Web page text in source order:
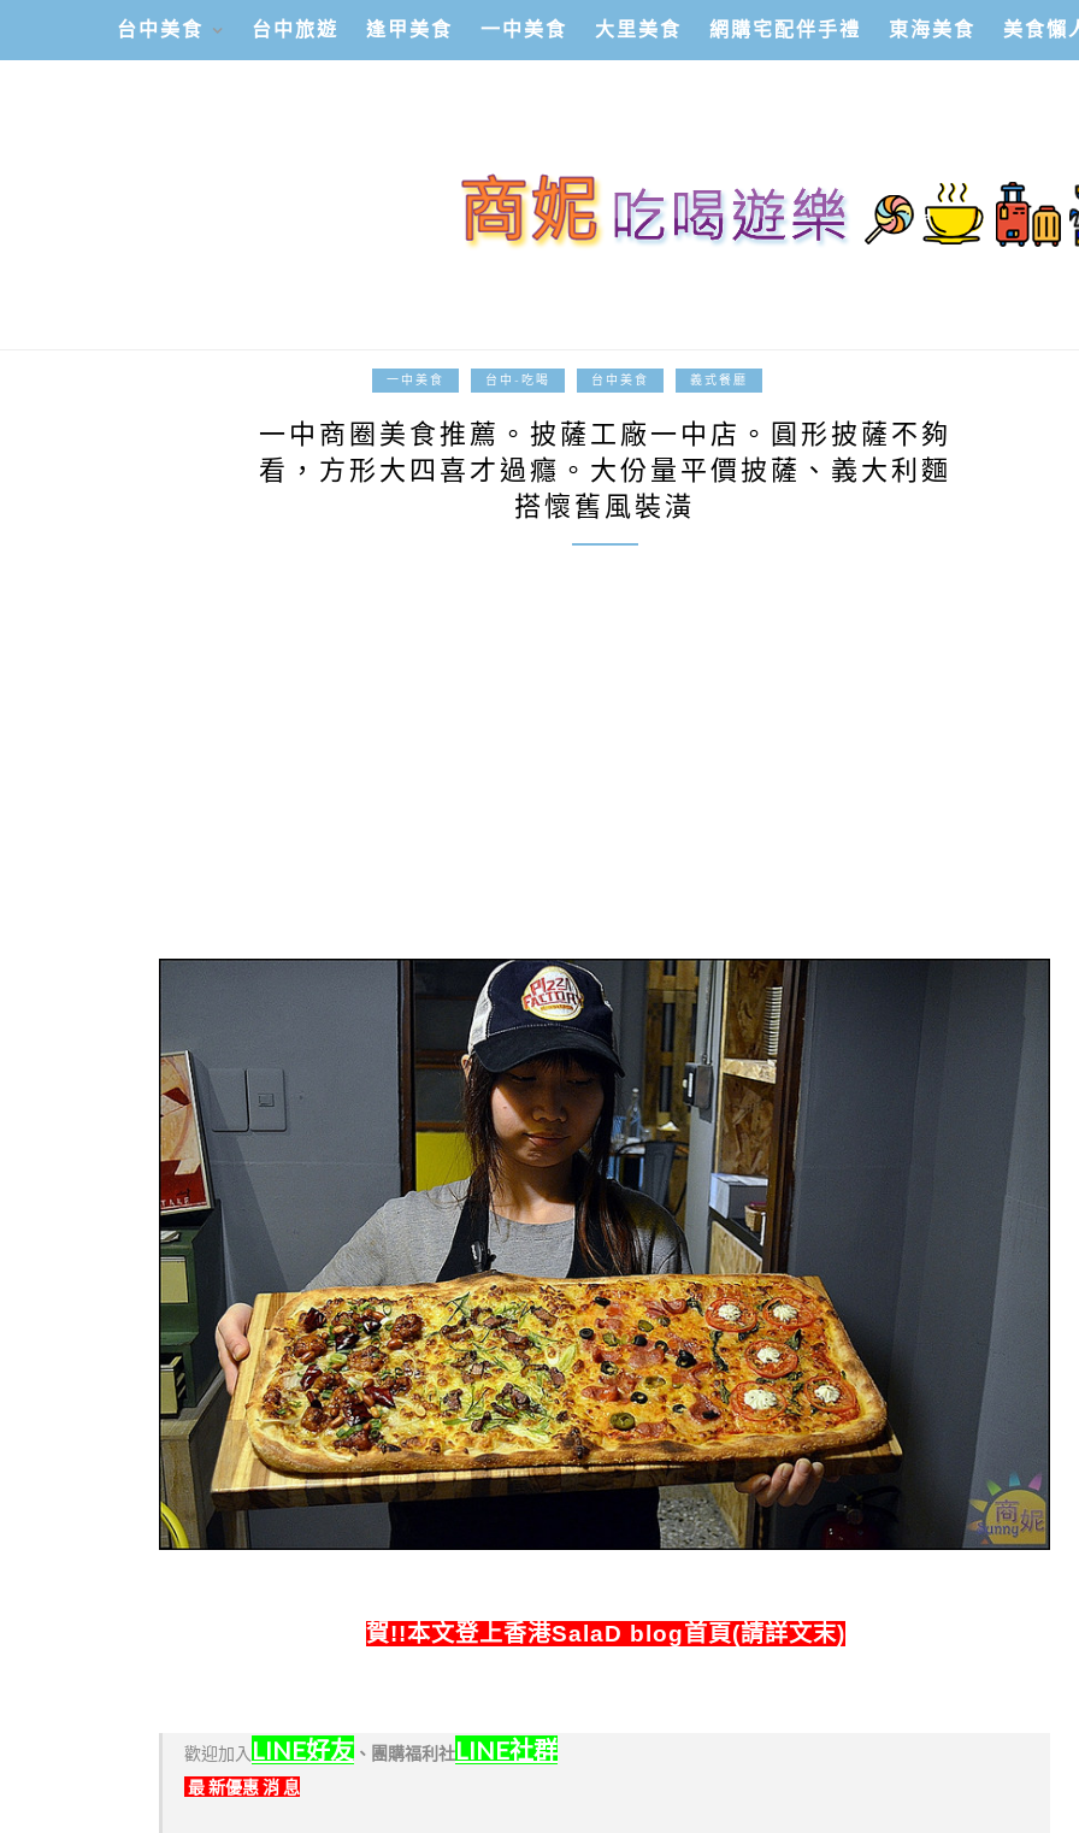
台中美食 台中旅遊 逢甲美食 一中美食 大里美食 網購宅配伴手禮 東海美食 美食懶
一中美食 台中-吃喝 台中美食 義式餐廳
一中商圈美食推薦。披薩工廠一中店。圓形披薩不夠
看，方形大四喜才過癮。大份量平價披薩、義大利麵
搭懷舊風裝潢
賀!!本文登上香港SalaD blog首頁(請詳文末)
歡迎加入 LINE好友 、 團購福利社LINE社群
最 新優惠 消 息